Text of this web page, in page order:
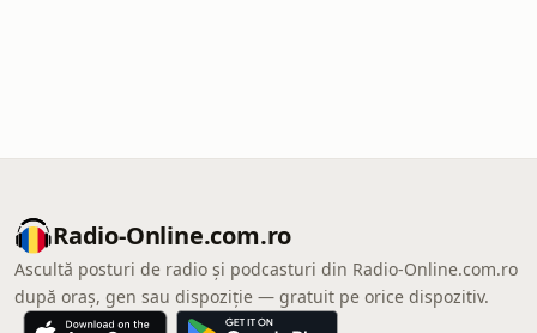
Radio-Online.com.ro
Ascultă posturi de radio și podcasturi din Radio-Online.com.ro
după oraș, gen sau dispoziție — gratuit pe orice dispozitiv.